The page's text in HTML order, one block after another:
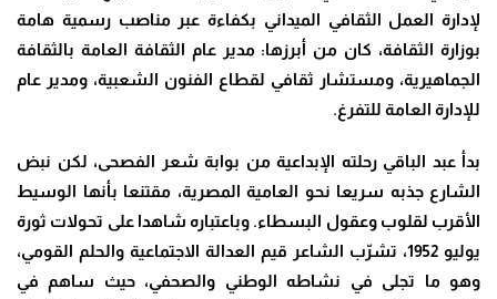
لإدارة العمل الثقافي الميداني بكفاءة عبر مناصب رسمية هامة
بوزارة الثقافة، كان من أبرزها:مدير عام الثقافة العامة بالثقافة
الجماهيرية، ومستشار ثقافي لقطاع الفنون الشعبية، ومدير عام
للإدارة العامة للتفرغ.
بدأ عبد الباقي رحلته الإبداعية من بوابة شعر الفصحى، لكن نبض
الشارع جذبه سريعا نحو العامية المصرية، مقتنعا بأنها الوسيط
الأقرب لقلوب وعقول البسطاء. وباعتباره شاهدا على تحولات ثورة
يوليو 1952، تشرّب الشاعر قيم العدالة الاجتماعية والحلم القومي،
وهو ما تجلى في نشاطه الوطني والصحفي، حيث ساهم في